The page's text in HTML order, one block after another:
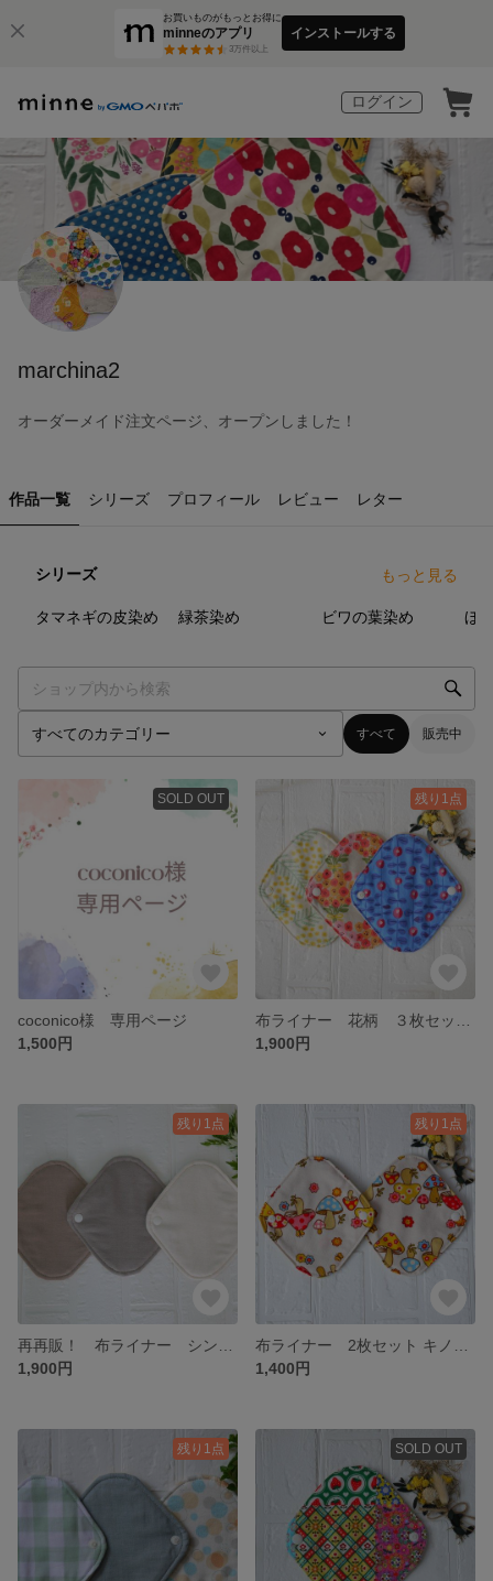
お買いものがもっとお得に
minneのアプリ
3万件以上
インストールする
ログイン
marchina2
オーダーメイド注文ページ、オープンしました！
作品一覧 シリーズ プロフィール レビュー レター
シリーズ もっと見る
タマネギの皮染め 緑茶染め ビワの葉染め ほ
すべて 販売中
SOLD OUT
coconico様 専用ページ
1,500円
残り1点
1,900円
残り1点
1,900円
残り1点
1,400円
残り1点 SOLD OUT